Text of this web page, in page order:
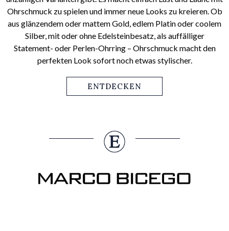
Ohrschmuck zu spielen und immer neue Looks zu kreieren. Ob
aus glänzendem oder mattem Gold, edlem Platin oder coolem
Silber, mit oder ohne Edelsteinbesatz, als auffälliger
Statement- oder Perlen-Ohrring – Ohrschmuck macht den
perfekten Look sofort noch etwas stylischer.
ENTDECKEN